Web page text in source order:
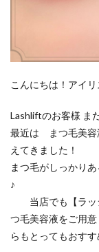
こんにちは！アイリ
Lashliftのお客様 ま
最近は まつ毛美容
えてきました！
まつ毛がしっかり
当店でも【ラッ
つ毛美容液
らもとってもおす